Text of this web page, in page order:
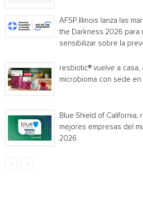
AFSP Illinois lanza las
the Darkness 2026 para
sensibilizar sobre la
resbiotic® vuelve a casa,
microbioma con sede en
Blue Shield of California,
mejores empresas del
2026